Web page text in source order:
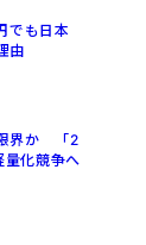
でも日本
由
界か 「2
量化競争へ